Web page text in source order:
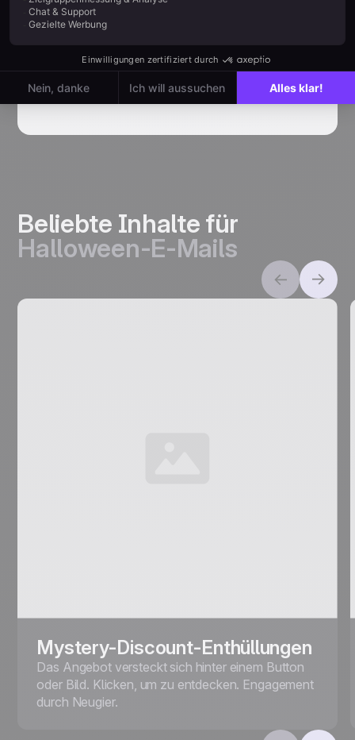
Ein Kürbis- oder Geist-Emoji in der
Betreffzeile signalisiert das Thema vor
dem Öffnen. An Halloween werden sie
erwartet.
Beliebte Inhalte für
Halloween-E-Mails
Mystery-Discount-Enthüllungen
Das Angebot versteckt sich hinter einem Button
oder Bild. Klicken, um zu entdecken. Engagement
durch Neugier.